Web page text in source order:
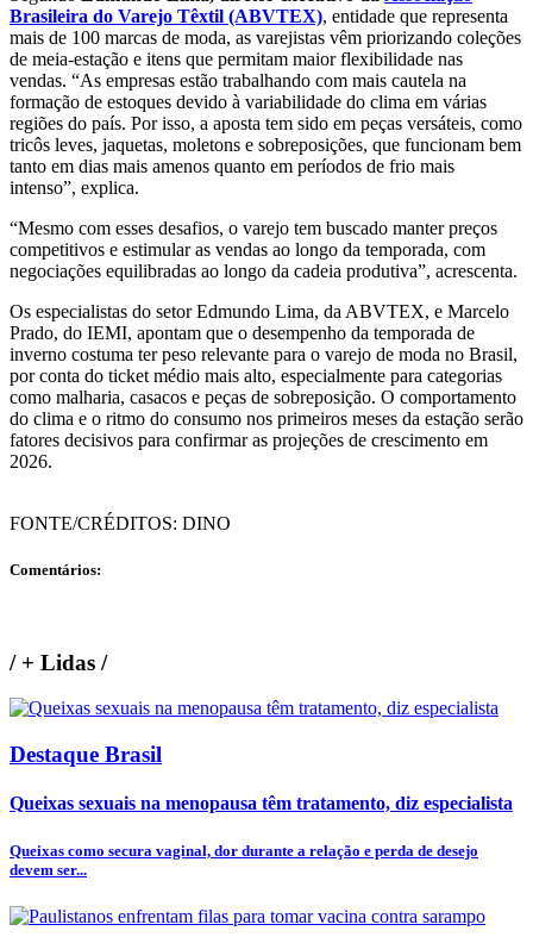
Brasileira do Varejo Têxtil (ABVTEX), entidade que representa
mais de 100 marcas de moda, as varejistas vêm priorizando coleções
de meia-estação e itens que permitam maior flexibilidade nas
vendas. “As empresas estão trabalhando com mais cautela na
formação de estoques devido à variabilidade do clima em várias
regiões do país. Por isso, a aposta tem sido em peças versáteis, como
tricôs leves, jaquetas, moletons e sobreposições, que funcionam bem
tanto em dias mais amenos quanto em períodos de frio mais
intenso”, explica.
“Mesmo com esses desafios, o varejo tem buscado manter preços
competitivos e estimular as vendas ao longo da temporada, com
negociações equilibradas ao longo da cadeia produtiva”, acrescenta.
Os especialistas do setor Edmundo Lima, da ABVTEX, e Marcelo
Prado, do IEMI, apontam que o desempenho da temporada de
inverno costuma ter peso relevante para o varejo de moda no Brasil,
por conta do ticket médio mais alto, especialmente para categorias
como malharia, casacos e peças de sobreposição. O comportamento
do clima e o ritmo do consumo nos primeiros meses da estação serão
fatores decisivos para confirmar as projeções de crescimento em
2026.
FONTE/CRÉDITOS: DINO
Comentários:
/+ Lidas /
Destaque Brasil
Queixas sexuais na menopausa têm tratamento, diz especialista
Queixas como secura vaginal, dor durante a relação e perda de desejo
devem ser...